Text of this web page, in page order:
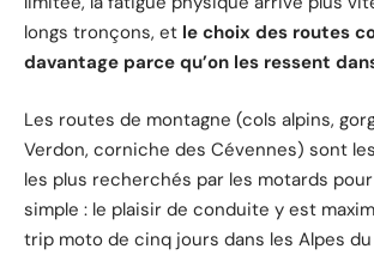
longs tronçons, et le choix des routes
davantage parce qu’on les ressent
Les routes de montagne (cols alpins,
Verdon, corniche des Cévennes) sont
les plus recherchés par les motards
simple : le plaisir de conduite y est
trip moto de cinq jours dans les Alpes